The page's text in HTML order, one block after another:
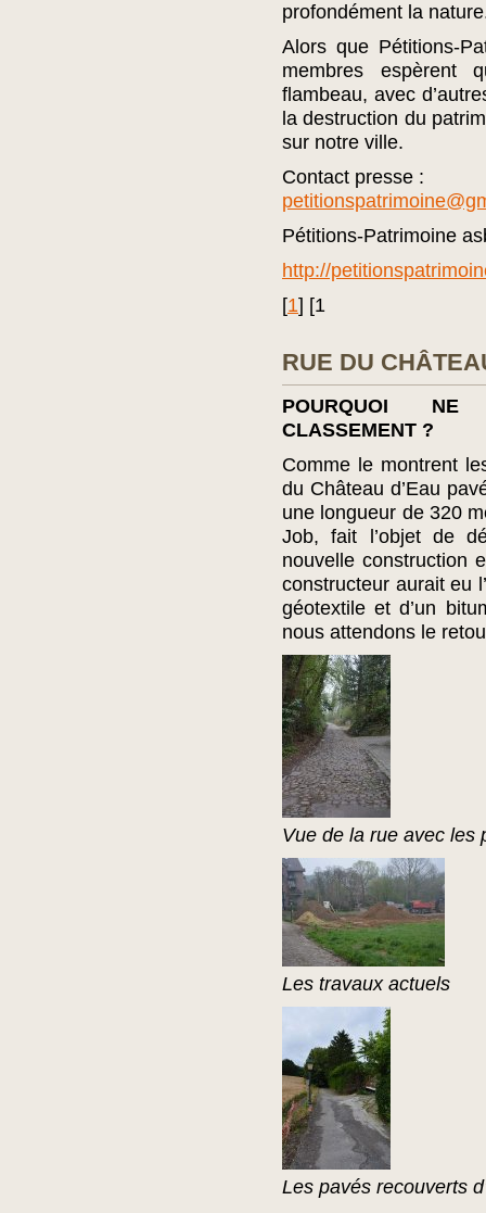
profondément la
Alors que Pétitions-
membres espèrent
flambeau, avec
la destruction du
sur notre ville.
Contact presse :
Pétitions-Patrimoine
http://
[1] [1
RUE DU
POURQUOI NE
CLASSEMENT ?
Comme le montrent
du Château d’Eau
une longueur de 320
Job, fait l’objet de
nouvelle construction
constructeur aurait eu
géotextile et d’un
nous attendons le
Vue de la rue avec les
Les travaux actuels
Les pavés recouverts